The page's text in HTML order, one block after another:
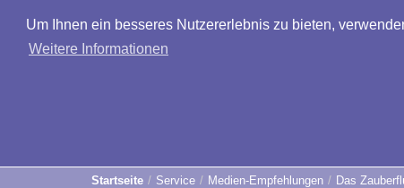
Um Ihnen ein besseres Nutzererlebnis zu bieten,
Weitere Informationen
Startseite Service Medien-Empfehlungen Das